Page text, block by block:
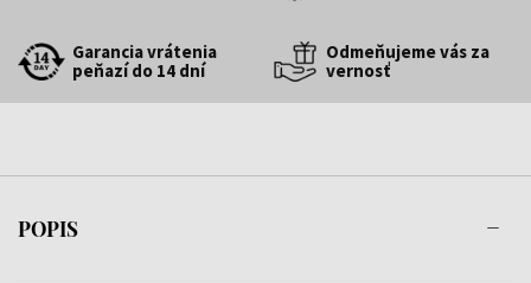
Garancia vrátenia
peňazí do 14 dní
Odmeňujeme vás za
vernosť
POPIS